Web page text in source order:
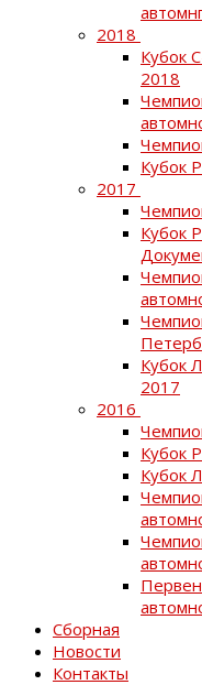
2018
Кубок
2018
Кубок
2017
Кубок
Кубок
2017
2016
Кубок
Кубок
Сборная
Новости
Контакты